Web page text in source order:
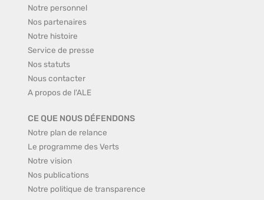
Notre personnel
Nos partenaires
Notre histoire
Service de presse
Nos statuts
Nous contacter
A propos de l'ALE
CE QUE NOUS DÉFENDONS
Notre plan de relance
Le programme des Verts
Notre vision
Nos publications
Notre politique de transparence